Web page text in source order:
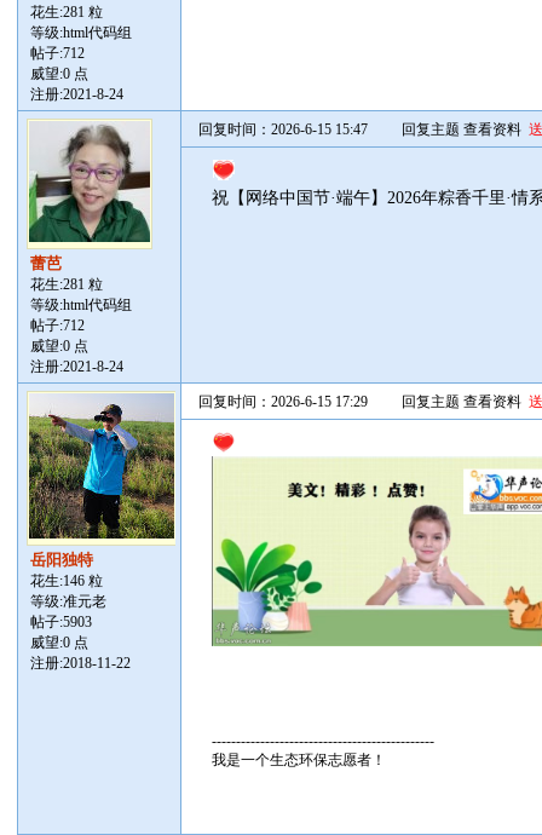
花生:281 粒
等级:html代码组
帖子:712
威望:0 点
注册:2021-8-24
蕾芭
花生:281 粒
等级:html代码组
帖子:712
威望:0 点
注册:2021-8-24
回复时间：2026-6-15 15:47 回复主题 查看资料
祝【网络中国节·端午】2026年粽香千里·
岳阳独特
花生:146 粒
等级:准元老
帖子:5903
威望:0 点
注册:2018-11-22
回复时间：2026-6-15 17:29 回复主题 查看资料
----------------------------------------------
我是一个生态环保志愿者！